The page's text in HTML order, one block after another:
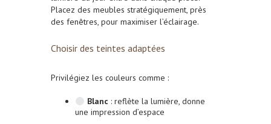
Placez des meubles stratégiquement, près
des fenêtres, pour maximiser l’éclairage.
Choisir des teintes adaptées
Privilégiez les couleurs comme :
Blanc : reflète la lumière, donne
une impression d’espace